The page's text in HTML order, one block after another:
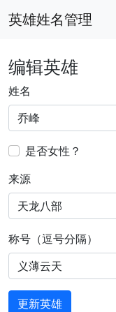
英雄姓名管理
编辑英雄
姓名
是否女性？
来源
称号（逗号分隔）
更新英雄